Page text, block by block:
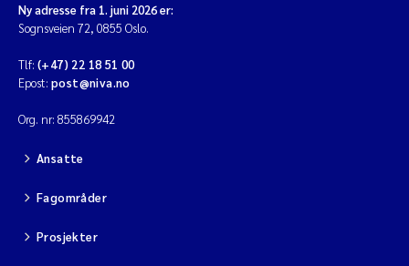
Ny adresse fra 1. juni 2026 er:
Sognsveien 72, 0855 Oslo.
Tlf: (+47) 22 18 51 00
Epost: post@niva.no
Org. nr: 855869942
Ansatte
Fagområder
Prosjekter